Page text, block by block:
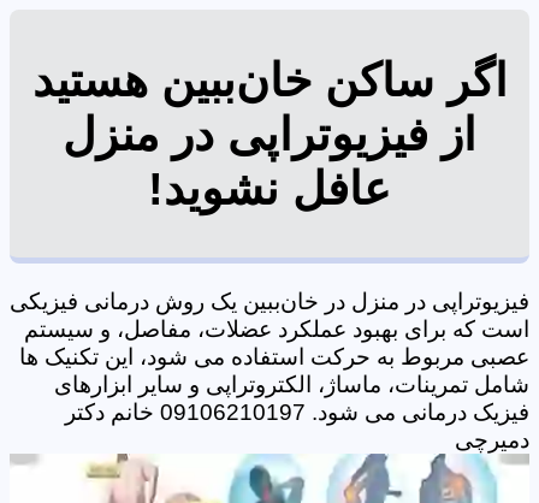
اگر ساکن خان‌ببین هستید
از فیزیوتراپی در منزل
عافل نشوید!
فیزیوتراپی در منزل در خان‌ببین یک روش درمانی فیزیکی
است که برای بهبود عملکرد عضلات، مفاصل، و سیستم
عصبی مربوط به حرکت استفاده می شود، این تکنیک ها
شامل تمرینات، ماساژ، الکتروتراپی و سایر ابزارهای
فیزیک درمانی می شود. 09106210197 خانم دکتر
دمیرچی